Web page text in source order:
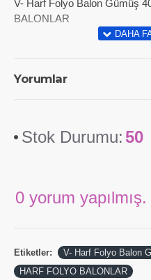
V- Harf Folyo Balon Gümüş
BALONLAR
Yorumlar
Stok Durumu: 50
0 yorum yapılmış.
Etiketler:
V- Harf Folyo Balon
HARF FOLYO BALONLAR